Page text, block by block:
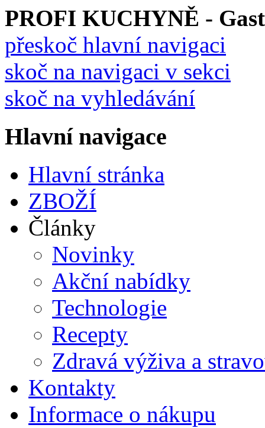
PROFI KUCHYNĚ -
přeskoč hlavní navigaci
skoč na navigaci v sekci
skoč na vyhledávání
Hlavní navigace
Hlavní stránka
ZBOŽÍ
Články
Novinky
Akční nabídky
Technologie
Recepty
Zdravá výživa a
Kontakty
Informace o nákupu